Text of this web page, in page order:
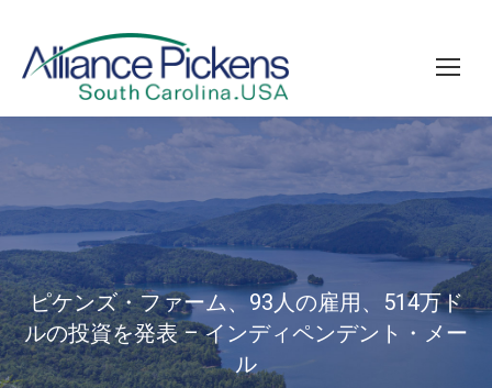
ピケンズ・ファーム、93人の雇用、514万ド
ルの投資を発表 – インディペンデント・メー
ル